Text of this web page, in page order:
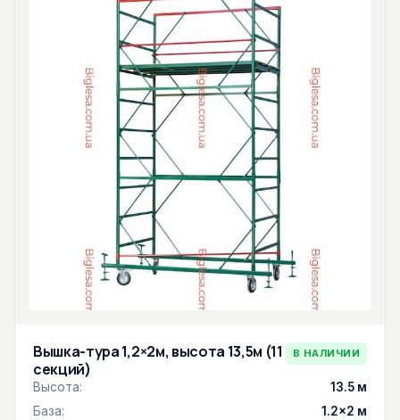
Вышка-тура 1,2×2м, высота 13,5м (11
секций)
В НАЛИЧИИ
Высота:
13.5 м
База:
1.2×2 м